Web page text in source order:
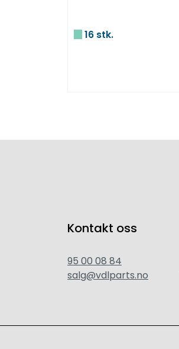
16 stk.
Kontakt oss
95 00 08 84
salg@vdlparts.no